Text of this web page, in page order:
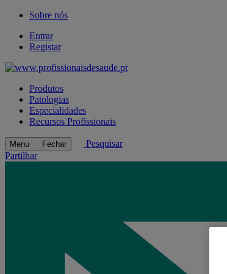
Sobre nós
Entrar
Registar
Produtos
Patologias
Especialidades
Recursos Profissionais
Menu Fechar
Pesquisar
Partilhar